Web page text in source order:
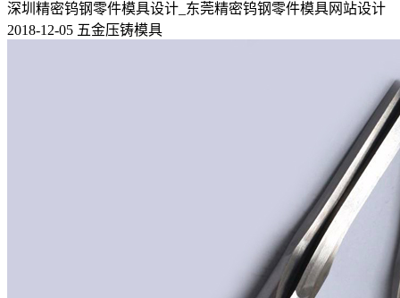
深圳精密钨钢零件模具设计_东莞精密钨钢零件模具网站设计
2018-12-05 五金压铸模具